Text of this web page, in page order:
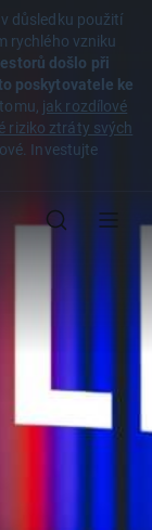
důsledku použití
rychlého vzniku
došlo při
poskytovatele ke
jak rozdílové
riziko ztráty svých
Investujte